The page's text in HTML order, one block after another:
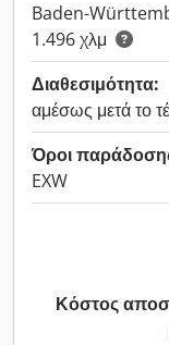
Baden-
1.496 χλμ
Διαθεσιμότητα:
αμέσως μετά το
Όροι
EXW
Κόστος